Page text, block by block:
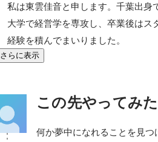
私は東雲佳音と申します。千葉出身
大学で経営学を専攻し、卒業後は
経験を積んでまいりました。
さらに表示
この先やってみ
何か夢中になれることを見つ